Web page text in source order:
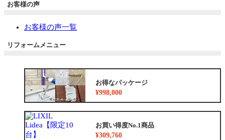
お客様の声
お客様の声一覧
リフォームメニュー
お得なパッケージ
¥998,000
お買い得度No.1商品
¥309,760